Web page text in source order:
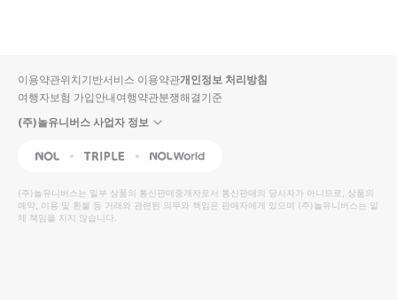
입니
다.
높
은
순
동
영
상
순
상
이용약관위치기반서비스 이용약관개인정보 처리방침
여행자보험 가입안내여행약관분쟁해결기준
(주)놀유니버스 사업자 정보
NOL Triple Interpark Global
(주)놀유니버스는 일부 상품의 통신판매중개자로서 통신판매의 당사자가 아니므로, 상품의
예약, 이용 및 환불 등 거래와 관련된 의무와 책임은 판매자에게 있으며 (주)놀유니버스는 일
체 책임을 지지 않습니다.